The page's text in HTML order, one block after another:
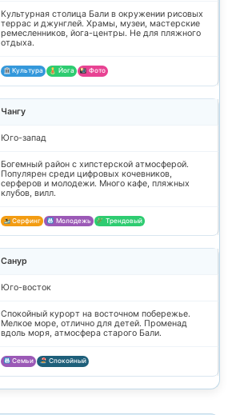
Культурная столица Бали в окружении рисовых
террас и джунглей. Храмы, музеи, мастерские
ремесленников, йога-центры. Не для пляжного
отдыха.
Культура Йога Фото
Чангу
Юго-запад
Богемный район с хипстерской атмосферой.
Популярен среди цифровых кочевников,
серферов и молодежи. Много кафе, пляжных
клубов, вилл.
Серфинг Молодежь Трендовый
Санур
Юго-восток
Спокойный курорт на восточном побережье.
Мелкое море, отлично для детей. Променад
вдоль моря, атмосфера старого Бали.
Семьи Спокойный